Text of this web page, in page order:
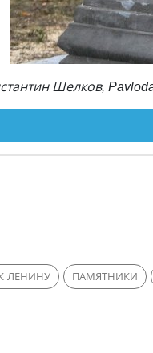
Шелков,
ЛЕНИНУ ПАМЯТНИКИ